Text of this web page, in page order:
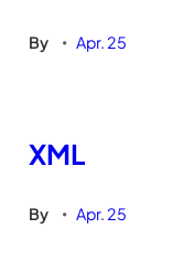
By • Apr. 25
XML
By • Apr. 25